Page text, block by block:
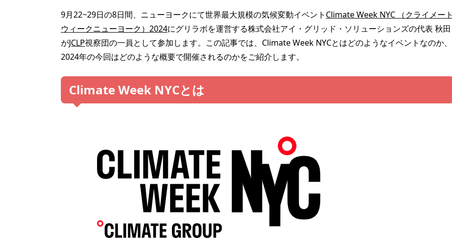
9月22~29日の8日間、ニューヨークにて世界最大規模の気候変動イベント Climate Week NYC （クライメート
ウィークニューヨーク）2024にグリラボを運営する株式会社アイ・グリッド・ソリューションズの代表 秋田
がJCLP視察団の一員として参加します。この記事では、Climate Week NYCとはどのようなイベントなのか、
2024年の今回はどのような概要で開催されるのかをご紹介します。
Climate Week NYCとは